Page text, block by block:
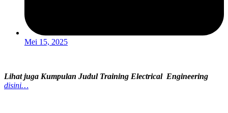
Mei 15, 2025
Lihat juga Kumpulan Judul Training Electrical Engineering
disini…